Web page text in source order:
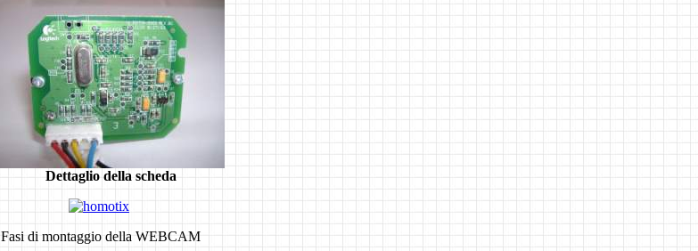
Dettaglio della scheda
Fasi di montaggio della WEBCAM